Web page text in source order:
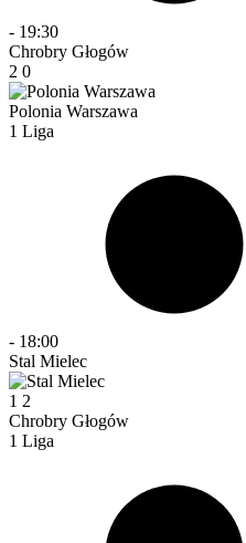
- 19:30
Chrobry Głogów
2 0
Polonia Warszawa
1 Liga
- 18:00
Stal Mielec
1 2
Chrobry Głogów
1 Liga